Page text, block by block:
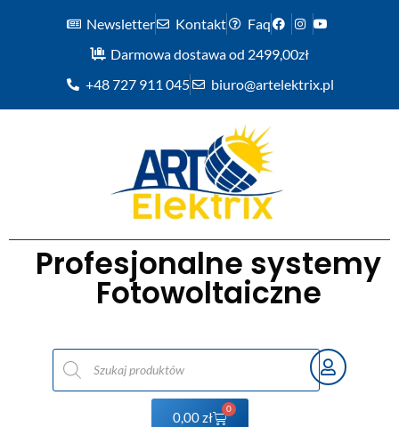
Newsletter Kontakt
Faq
Darmowa dostawa od 2499,00zł
+48 727 911 045
biuro@artelektrix.pl
Profesjonalne systemy
Fotowoltaiczne
0,00zł
0